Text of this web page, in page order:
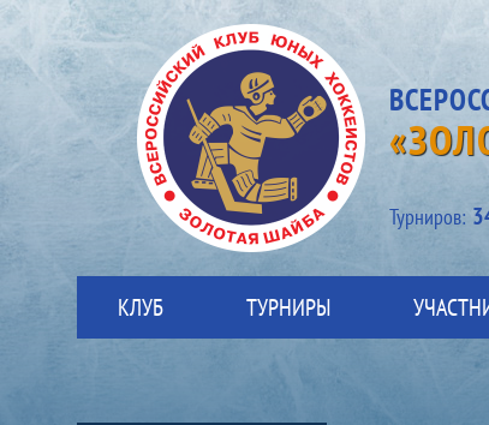
Турниров:
КЛУБ ТУРНИРЫ